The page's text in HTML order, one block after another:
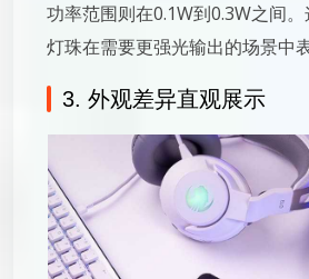
功率范围则在0.1W到0.3W之间
灯珠在需要更强光输出的场景中
3. 外观差异直观展示